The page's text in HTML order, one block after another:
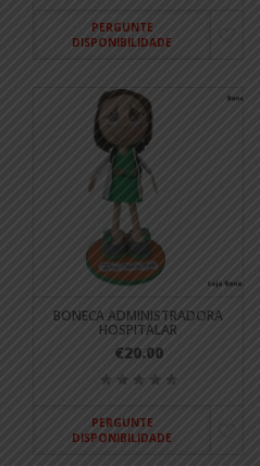
PERGUNTE
DISPONIBILIDADE
BONECA ADMINISTRADORA
HOSPITALAR
€20.00
PERGUNTE
DISPONIBILIDADE